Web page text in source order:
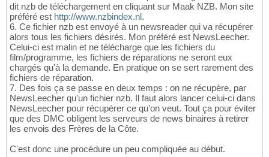
dit nzb de téléchargement en cliquant sur Maak NZB. Mon site
préféré est http://www.nzbindex.nl.
6. Ce fichier nzb est envoyé à un newsreader qui va récupérer
alors tous les fichiers désirés. Mon préféré est NewsLeecher.
Celui-ci est malin et ne télécharge que les fichiers du
film/programme, les fichiers de réparations ne seront eux
chargés qu'à la demande. En pratique on se sert rarement des
fichiers de réparation.
7. Des fois ça se passe en deux temps : on ne récupère, par
NewsLeecher qu'un fichier nzb. Il faut alors lancer celui-ci dans
NewsLeecher pour récupérer ce qu'on veut. Tout ça pour éviter
que des DMC obligent les serveurs de news binaires à retirer
les envois des Frères de la Côte.
C'est donc une procédure un peu compliquée au début.